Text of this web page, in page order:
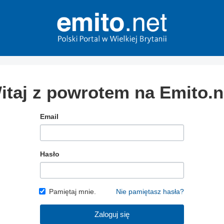
z powrotem na
Email
Hasło
Pamiętaj mnie. Nie pamiętasz hasła?
Zaloguj się